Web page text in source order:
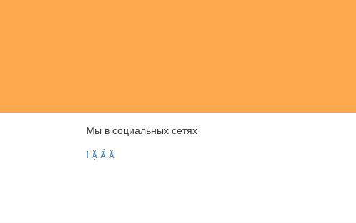
Мы в социальных сетях
   